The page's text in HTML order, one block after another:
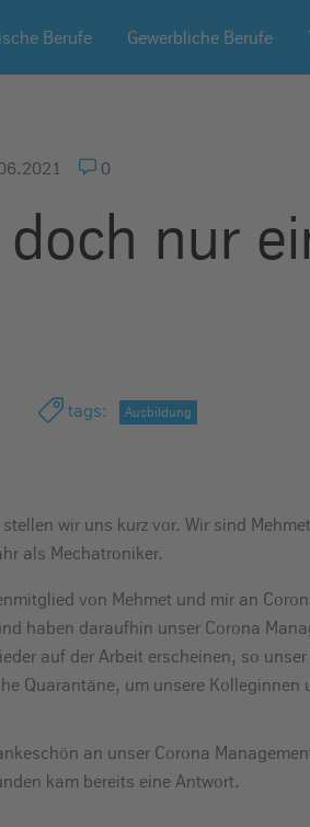
Berufe Gewerbliche Berufe
0
nur
tags: Ausbildung
wir uns kurz vor. Wir sind
als Mechatroniker.
von Mehmet und mir an
haben daraufhin unser Corona
auf der Arbeit erscheinen, so
Quarantäne, um unsere Kolleginnen
an unser Corona
kam bereits eine Antwort.